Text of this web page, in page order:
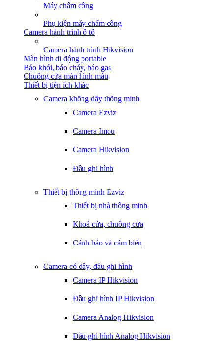
Máy chấm công
Phụ kiện máy chấm công
Camera hành trình ô tô
Camera hành trình Hikvision
Màn hình di động portable
Báo khói, báo cháy, báo gas
Chuông cửa màn hình màu
Thiết bị tiện ích khác
Camera không dây thông minh
Camera Ezviz
Camera Imou
Camera Hikvision
Đầu ghi hình
Thiết bị thông minh Ezviz
Thiết bị nhà thông minh
Khoá cửa, chuông cửa
Cảnh báo và cảm biến
Camera có dây, đầu ghi hình
Camera IP Hikvision
Đầu ghi hình IP Hikvision
Camera Analog Hikvision
Đầu ghi hình Analog Hikvision